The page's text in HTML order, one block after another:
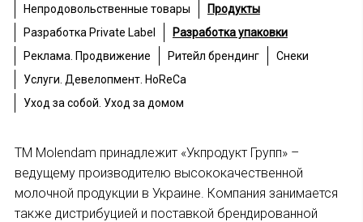
Непродовольственные товары
Продукты
Разработка Private Label
Разработка упаковки
Реклама. Продвижение
Ритейл брендинг
Снеки
Услуги. Девелопмент. HoReCa
Уход за собой. Уход за домом
ТМ Molendam принадлежит «Укпродукт Групп» –
ведущему производителю высококачественной
молочной продукции в Украине. Компания занимается
также дистрибуцией и поставкой брендированной